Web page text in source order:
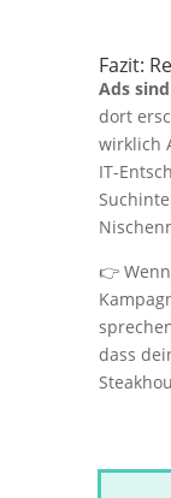
Fazit:
Ads
dort
wirklich
IT-
👉
dass